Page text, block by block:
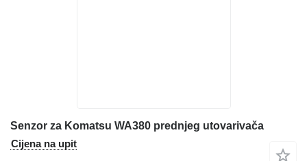
Senzor za Komatsu WA380 prednjeg utovarivača
Cijena na upit